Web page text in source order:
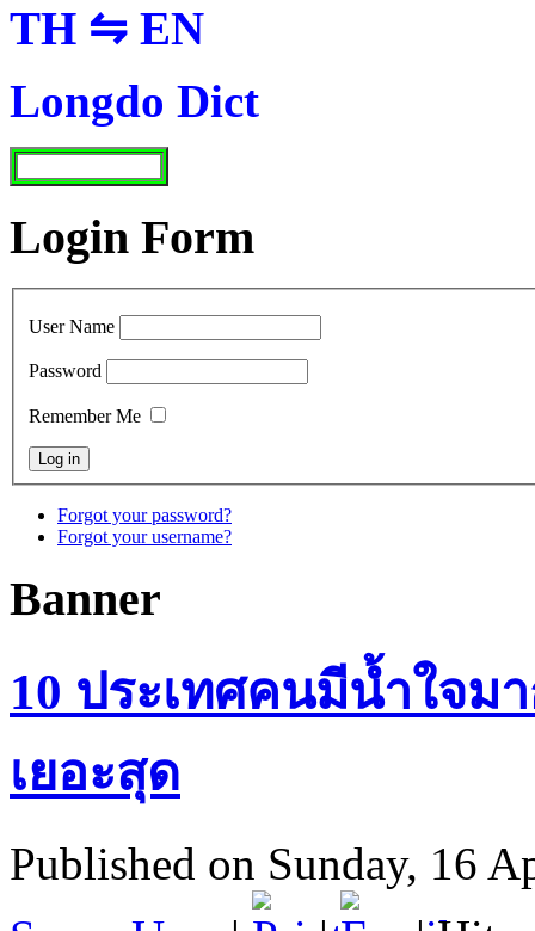
TH ⇋ EN
Longdo Dict
Login Form
User Name
Password
Remember Me
Forgot your password?
Forgot your username?
Banner
10 ประเทศคนมีน้ำใจม
เยอะสุด
Published on Sunday, 16